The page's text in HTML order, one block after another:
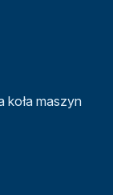
koła maszyn